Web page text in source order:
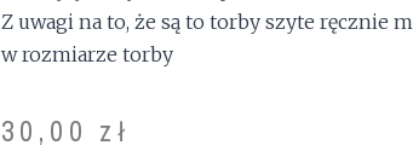
Z uwagi na to, że są to torby szyte ręcznie
w rozmiarze torby
30,00 zł